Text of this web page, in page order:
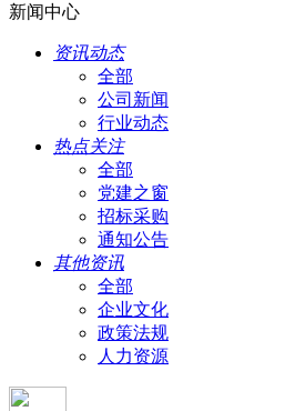
新闻中心
资讯动态
全部
公司新闻
行业动态
热点关注
全部
党建之窗
招标采购
通知公告
其他资讯
全部
企业文化
政策法规
人力资源